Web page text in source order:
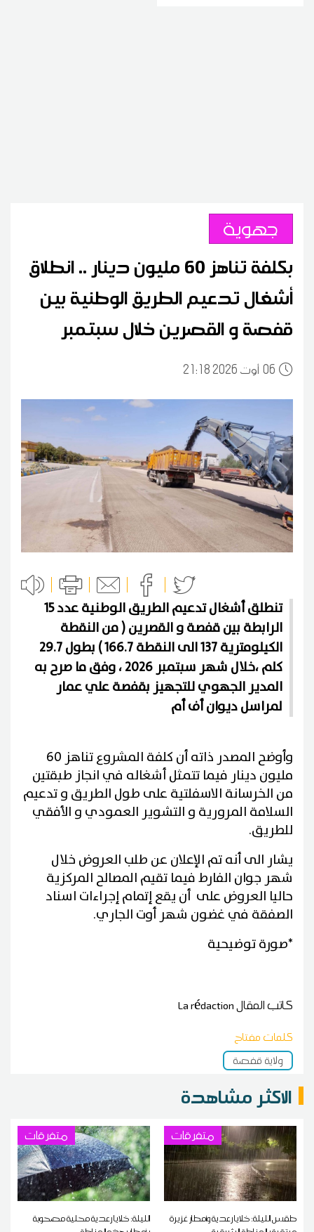
جهوية
بكلفة تناهز 60 مليون دينار .. انطلاق
أشغال تدعيم الطريق الوطنية بين
قفصة و القصرين خلال سبتمبر
0621:18 2026 أوت
تنطلق أشغال تدعيم الطريق الوطنية عدد 15
الرابطة بين قفصة و القصرين ( من النقطة
الكيلومترية 137 الى النقطة 166.7 ) بطول 29.7
كلم ،خلال شهر سبتمبر 2026 ، وفق ما صرح به
المدير الجهوي للتجهيز بقفصة علي عمار
لمراسل ديوان أف أم
وأوضح المصدر ذاته أن كلفة المشروع تناهز 60
مليون دينار فيما تتمثل أشغاله في انجاز طبقتين
من الخرسانة الاسفلتية على طول الطريق و تدعيم
السلامة المرورية و التشوير العمودي و الأفقي
للطريق.
يشار الى أنه تم الإعلان عن طلب العروض خلال
شهر جوان الفارط فيما تقيم المصالح المركزية
حاليا العروض على أن يقع إتمام إجراءات اسناد
الصفقة في غضون شهر أوت الجاري.
*صورة توضيحية
كاتب المقالLa rédaction
كلمات مفتاح
ولاية قفصة
الاكثر مشاهدة
متفرقات
طقس الليلة: خلايا رعدية وأمطار غزيرة
متفرقات
الليلة: خلايا رعدية محلية مصحوبة